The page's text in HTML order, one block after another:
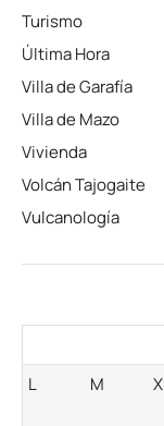
Turismo
Última Hora
Villa de Garafía
Villa de Mazo
Vivienda
Volcán Tajogaite
Vulcanología
L
M X